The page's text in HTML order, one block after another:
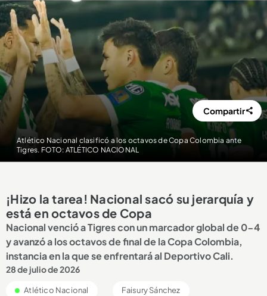
Atlético Nacional clasificó a los octavos de Copa Colombia ante
Tigres. FOTO: ATLÉTICO NACIONAL
Compartir
¡Hizo la tarea! Nacional sacó su jerarquía y
está en octavos de Copa
Nacional venció a Tigres con un marcador global de 0-4
y avanzó a los octavos de final de la Copa Colombia,
instancia en la que se enfrentará al Deportivo Cali.
28 de julio de 2026
Atlético Nacional Faisury Sánchez